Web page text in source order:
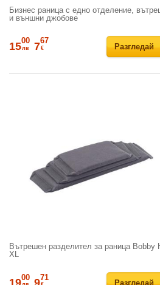
Бизнес раница с едно отделение,
и външни джобове
Разгледай
1500
лв 767
€
Вътрешен разделител за раница Bobby
XL
Разгледай
00 71